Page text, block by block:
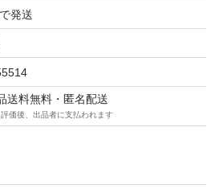
発送
送料無料・匿名配送
価後、出品者に支払われます